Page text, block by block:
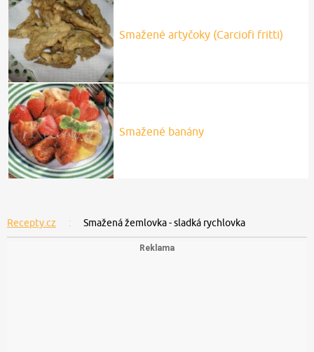
Smažené artyčoky (Carciofi fritti)
Smažené banány
Recepty.cz Smažená žemlovka - sladká rychlovka